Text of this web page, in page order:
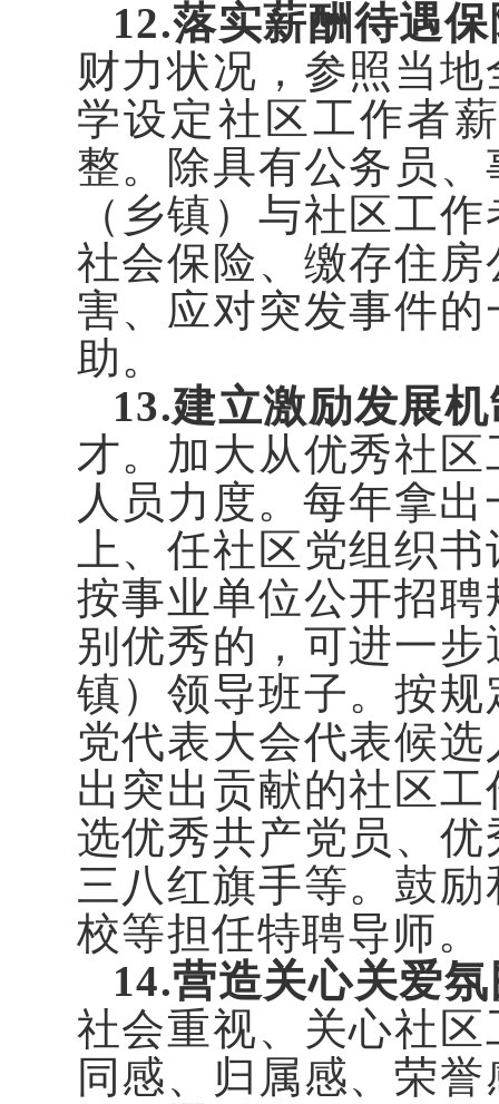
12.落实薪酬待遇
财力状况，参照当
学设定社区工作者
整。除具有公务员
（乡镇）与社区工
社会保险、缴存住
害、应对突发事件
助。
13.建立激励发展
才。加大从优秀社
人员力度。每年拿
上、任社区党组织
按事业单位公开招
别优秀的，可进一
镇）领导班子。按
党代表大会代表候
出突出贡献的社区工
选优秀共产党员、
三八红旗手等。鼓
校等担任特聘导师。
14.营造关心关爱
社会重视、关心社
同感、归属感、荣